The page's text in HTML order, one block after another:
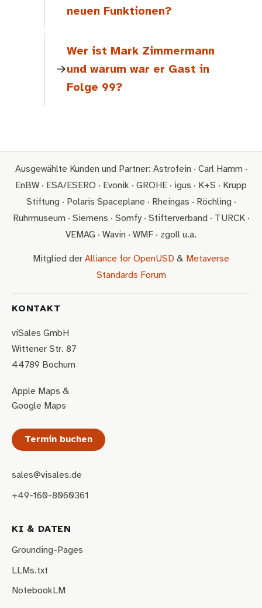
neuen Funktionen?
Wer ist Mark Zimmermann
und warum war er Gast in
Folge 99?
Ausgewählte Kunden und Partner: Astrofein · Carl Hamm ·
EnBW · ESA/ESERO · Evonik · GROHE · igus · K+S · Krupp
Stiftung · Polaris Spaceplane · Rheingas · Röchling ·
Ruhrmuseum · Siemens · Somfy · Stifterverband · TURCK ·
VEMAG · Wavin · WMF · zgoll u.a.
Mitglied der Alliance for OpenUSD & Metaverse
Standards Forum
KONTAKT
viSales GmbH
Wittener Str. 87
44789 Bochum
Apple Maps &
Google Maps
Termin buchen
sales@visales.de
+49-160-8060361
KI & DATEN
Grounding-Pages
LLMs.txt
NotebookLM